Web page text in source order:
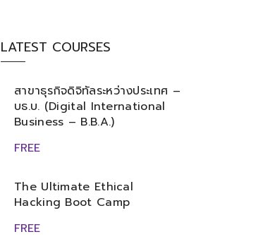
LATEST COURSES
สาขาธุรกิจดิจิทัลระหว่างประเทศ –
บธ.บ. (Digital International
Business – B.B.A.)
FREE
The Ultimate Ethical
Hacking Boot Camp
FREE